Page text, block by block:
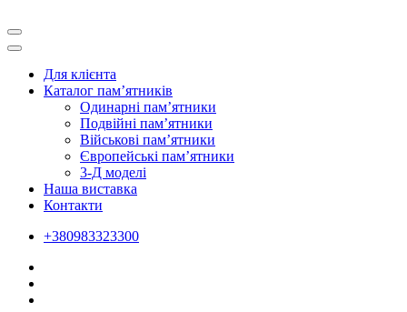
Для клієнта
Каталог пам’ятників
Одинарні пам’ятники
Подвійні пам’ятники
Військові пам’ятники
Європейські пам’ятники
3-Д моделі
Наша виставка
Контакти
+380983323300